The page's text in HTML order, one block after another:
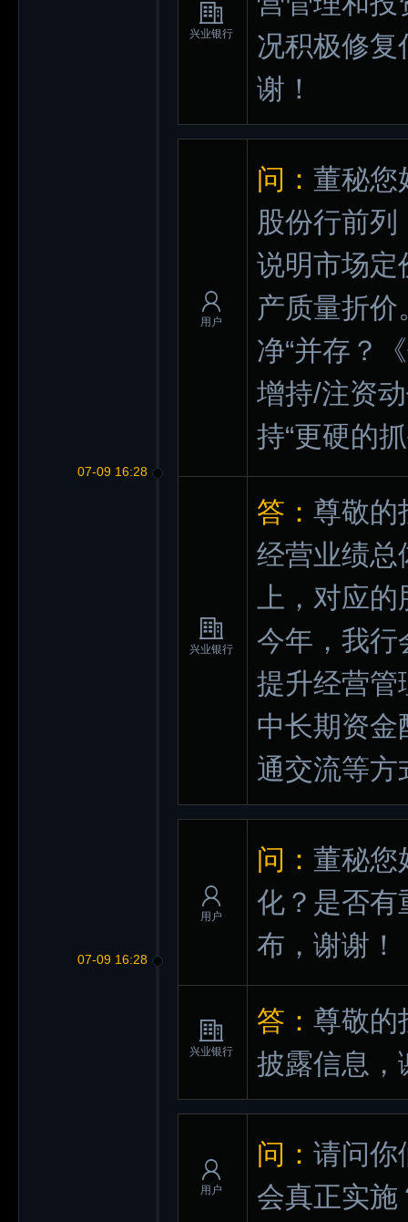
兴业银行
况积极修复
谢！
07-09 16:28
用户
问： 董秘您
股份行前
说明市场定
产质量折价
净“并存？
增持/注资
持“更硬的
兴业银行
答： 尊敬的
经营业绩总
上，对应的
今年，我行
提升经营管
中长期资金
通交流等方
07-09 16:28
用户
问： 董秘您
化？是否有
布，谢谢！
兴业银行
答： 尊敬的
披露信息，
用户
问： 请问你
会真正实施